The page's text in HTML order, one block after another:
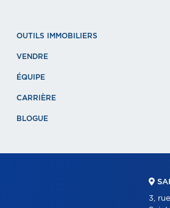
OUTILS IMMOBILIERS
VENDRE
ÉQUIPE
CARRIÈRE
BLOGUE
3,